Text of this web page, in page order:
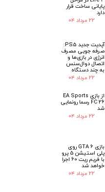
پایانی ساخت قرار
دارد
۲۲ مرداد ۰۴
آپدیت جدید PS5:
صرفه جویی مصرف
انرژی در بازی‌ها و
اتصال دوال‌سنس
به چند دستگاه
۲۲ مرداد ۰۴
از بازی EA Sports
FC 26 رسما رونمایی
شد
۲۲ مرداد ۰۴
بازی GTA 6 روی
پلی استیشن 5 پرو
با فریم ریت 60 اجرا
خواهد شد
۲۲ مرداد ۰۴